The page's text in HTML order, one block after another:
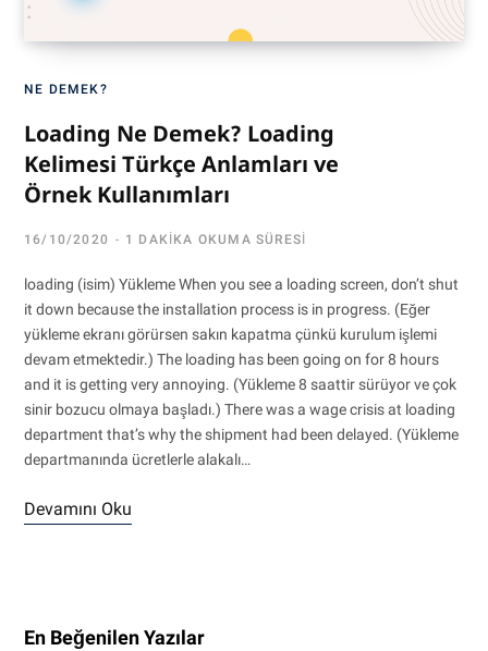
NE DEMEK?
Loading Ne Demek? Loading
Kelimesi Türkçe Anlamları ve
Örnek Kullanımları
16/10/2020 1 DAKIKA OKUMA SÜRESI
loading (isim) Yükleme When you see a loading screen, don’t shut
it down because the installation process is in progress. (Eğer
yükleme ekranı görürsen sakın kapatma çünkü kurulum işlemi
devam etmektedir.) The loading has been going on for 8 hours
and it is getting very annoying. (Yükleme 8 saattir sürüyor ve çok
sinir bozucu olmaya başladı.) There was a wage crisis at loading
department that’s why the shipment had been delayed. (Yükleme
departmanında ücretlerle alakalı…
Devamını Oku
En Beğenilen Yazılar